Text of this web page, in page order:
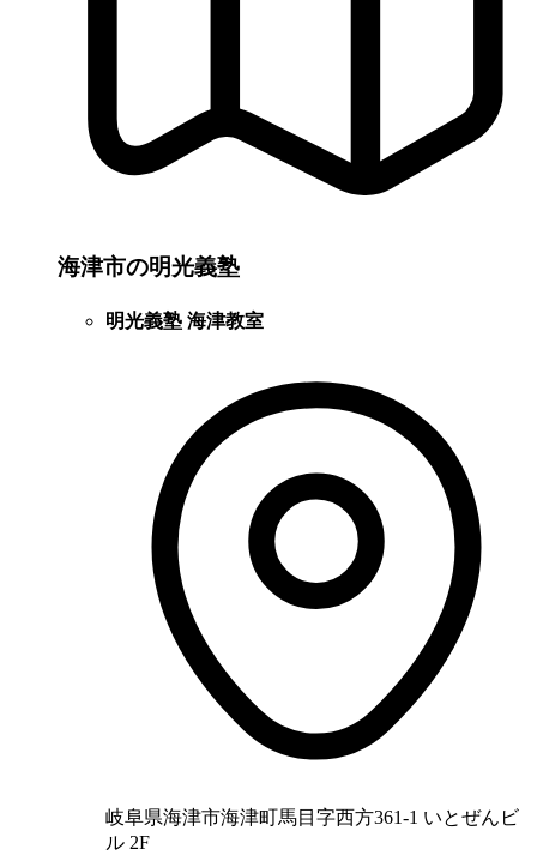
海津市の明光義塾
明光義塾 海津教室
岐阜県海津市海津町馬目字西方361-1 いとぜんビ
ル 2F